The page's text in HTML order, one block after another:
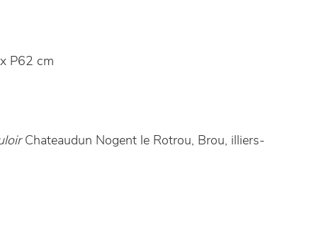
P62 cm
Chateaudun Nogent le Rotrou, Brou, illiers-